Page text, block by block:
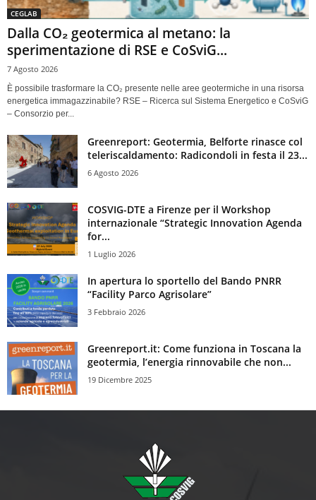
CEGLAB
Dalla CO₂ geotermica al metano: la
sperimentazione di RSE e CoSviG...
7 Agosto 2026
È possibile trasformare la CO₂ presente nelle aree geotermiche in una risorsa
energetica immagazzinabile? RSE – Ricerca sul Sistema Energetico e CoSviG
– Consorzio per...
Greenreport: Geotermia, Belforte rinasce col
teleriscaldamento: Radicondoli in festa il 23...
6 Agosto 2026
COSVIG-DTE a Firenze per il Workshop
internazionale “Strategic Innovation Agenda
for...
1 Luglio 2026
In apertura lo sportello del Bando PNRR
“Facility Parco Agrisolare”
3 Febbraio 2026
Greenreport.it: Come funziona in Toscana la
geotermia, l’energia rinnovabile che non...
19 Dicembre 2025